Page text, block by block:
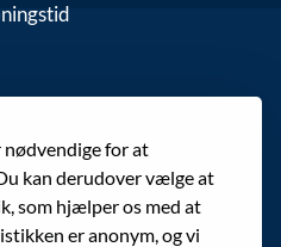
nødvendige for at
kan derudover vælge at
som hjælper os med at
er anonym, og vi